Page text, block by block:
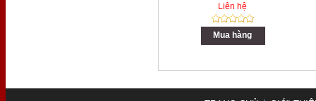
Liên hệ
Mua hàng